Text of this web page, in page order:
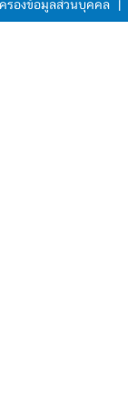
รองข้อมูลส่วนบุคคล |